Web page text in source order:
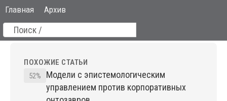
Главная Архив
ПОХОЖИЕ СТАТЬИ
52%
Модели с эпистемологическим
управлением против корпоративных